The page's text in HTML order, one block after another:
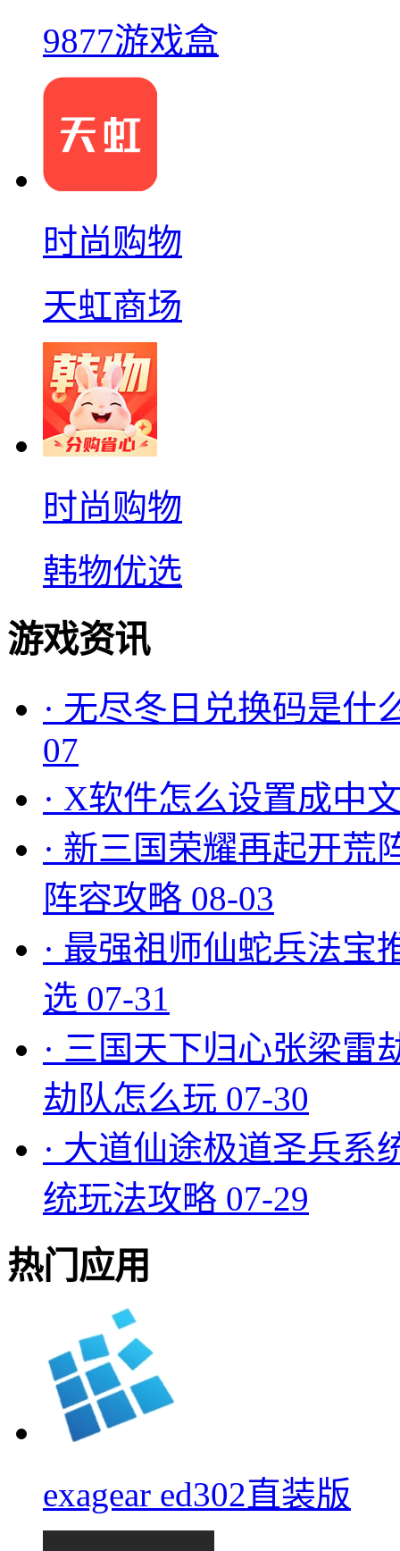
9877游戏盒
时尚购物
天虹商场
时尚购物
韩物优选
游戏资讯
· 无尽冬日兑换码是什
07
· X软件怎么设置成中
· 新三国荣耀再起开荒
阵容攻略 08-03
· 最强祖师仙蛇兵法宝
选 07-31
· 三国天下归心张梁雷
劫队怎么玩 07-30
· 大道仙途极道圣兵系
统玩法攻略 07-29
热门应用
exagear ed302直装版